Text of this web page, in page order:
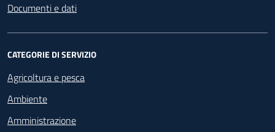
Documenti e dati
CATEGORIE DI SERVIZIO
Agricoltura e pesca
Ambiente
Amministrazione